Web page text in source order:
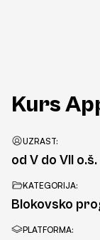
Kurs
UZRAST:
od V do VII o.š.
KATEGORIJA:
Blokovsko
PLATFORMA: